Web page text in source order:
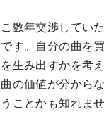
年交渉してい
す。自分の曲を
生み出すかを考
の価値が分から
ことかも知れませ